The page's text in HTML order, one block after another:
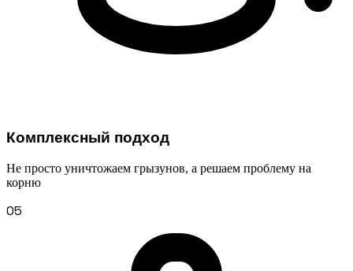
Комплексный подход
Не просто уничтожаем грызунов, а решаем проблему на
корню
05